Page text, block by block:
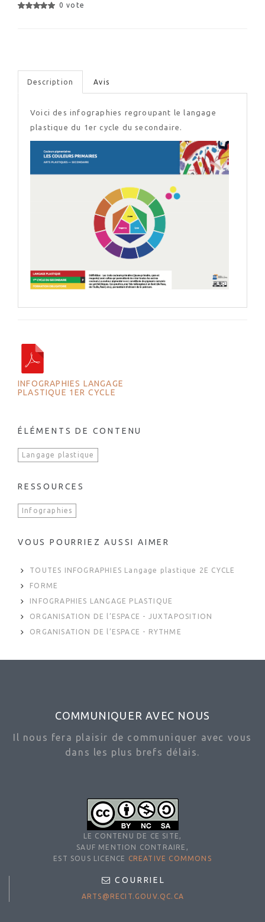
0 vote
Description Avis
Voici des infographies regroupant le langage
plastique du 1er cycle du secondaire.
INFOGRAPHIES LANGAGE
PLASTIQUE 1ER CYCLE
ÉLÉMENTS DE CONTENU
Langage plastique
RESSOURCES
Infographies
VOUS POURRIEZ AUSSI AIMER
TOUTES INFOGRAPHIES Langage plastique 2E CYCLE
FORME
INFOGRAPHIES LANGAGE PLASTIQUE
ORGANISATION DE l’ESPACE - JUXTAPOSITION
ORGANISATION DE l’ESPACE - RYTHME
COMMUNIQUER AVEC NOUS
Il nous fera plaisir de communiquer avec vous
dans les plus brefs délais.
LE CONTENU DE CE SITE,
SAUF MENTION CONTRAIRE,
EST SOUS LICENCE
CREATIVE COMMONS
COURRIEL
ARTS@RECIT.GOUV.QC.CA